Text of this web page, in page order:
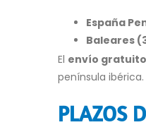
España
Baleares
El envío
península ibérica.
PLAZOS